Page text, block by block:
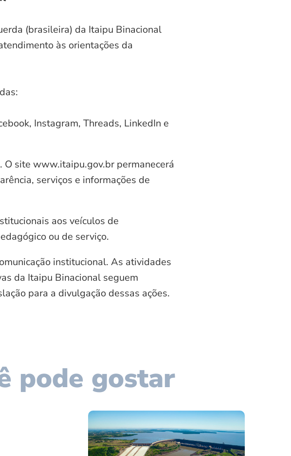
(brasileira) da Itaipu Binacional
às orientações da
Instagram, Threads, LinkedIn e
site www.itaipu.gov.br permanecerá
serviços e informações de
aos veículos de
ou de serviço.
institucional. As atividades
da Itaipu Binacional seguem
para a divulgação dessas ações.
pode gostar